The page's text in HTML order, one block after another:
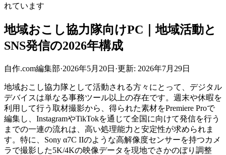
れています
地域おこし協力隊向けPC｜地域活動と
SNS発信の2026年構成
自作.com編集部·2026年5月20日 ·更新: 2026年7月29日
地域おこし協力隊として活動される方々にとって、デジタル
デバイスは単なる事務ツール以上の存在です。週末や休暇を
利用して行う取材撮影から、得られた素材をPremiere Proで
編集し、InstagramやTikTokを通じて全国に向けて発信を行う
までの一連の流れは、高い処理能力と安定性が求められま
す。特に、Sony α7C IIのような高解像度センサーを持つカメ
ラで撮影した5K/4Kの映像データを現地でさかのぼり調整